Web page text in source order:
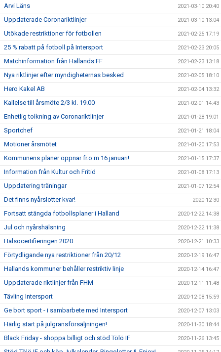
Arvi Läns 2021-03-10 20:40
Uppdaterade Coronariktlinjer 2021-03-10 13:04
Utökade restriktioner för fotbollen 2021-02-25 17:19
25 % rabatt på fotboll på Intersport 2021-02-23 20:05
Matchinformation från Hallands FF 2021-02-23 13:18
Nya riktlinjer efter myndigheternas besked 2021-02-05 18:10
Hero Kakel AB 2021-02-04 13:32
Kallelse till årsmöte 2/3 kl. 19.00 2021-02-01 14:43
Enhetlig tolkning av Coronariktlinjer 2021-01-28 19:01
Sportchef 2021-01-21 18:04
Motioner årsmötet 2021-01-20 17:53
Kommunens planer öppnar fr.o.m 16 januari! 2021-01-15 17:37
Information från Kultur och Fritid 2021-01-08 17:13
Uppdatering träningar 2021-01-07 12:54
Det finns nyårslotter kvar! 2020-12-30
Fortsatt stängda fotbollsplaner i Halland 2020-12-22 14:38
Jul och nyårshälsning 2020-12-22 11:38
Hälsocertifieringen 2020 2020-12-21 10:33
Förtydligande nya restriktioner från 20/12 2020-12-19 16:47
Hallands kommuner behåller restriktiv linje 2020-12-14 16:47
Uppdaterade riktlinjer från FHM 2020-12-11 11:48
Tävling Intersport 2020-12-08 15:59
Ge bort sport - i sambarbete med Intersport 2020-12-07 13:03
Härlig start på julgransförsäljningen! 2020-11-30 18:44
Black Friday - shoppa billigt och stöd Tölö IF 2020-11-26 13:45